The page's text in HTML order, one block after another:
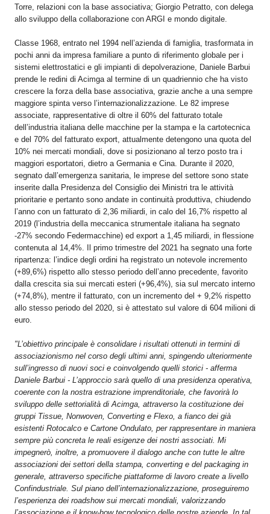
Torre, relazioni con la base associativa; Giorgio Petratto, con delega
allo sviluppo della collaborazione con ARGI e mondo digitale.
Classe 1968, entrato nel 1994 nell’azienda di famiglia, trasformata in
pochi anni da impresa familiare a punto di riferimento globale per i
sistemi elettrostatici e gli impianti di depolverazione, Daniele Barbui
prende le redini di Acimga al termine di un quadriennio che ha visto
crescere la forza della base associativa, grazie anche a una sempre
maggiore spinta verso l’internazionalizzazione. Le 82 imprese
associate, rappresentative di oltre il 60% del fatturato totale
dell’industria italiana delle macchine per la stampa e la cartotecnica
e del 70% del fatturato export, attualmente detengono una quota del
10% nei mercati mondiali, dove si posizionano al terzo posto tra i
maggiori esportatori, dietro a Germania e Cina. Durante il 2020,
segnato dall’emergenza sanitaria, le imprese del settore sono state
inserite dalla Presidenza del Consiglio dei Ministri tra le attività
prioritarie e pertanto sono andate in continuità produttiva, chiudendo
l’anno con un fatturato di 2,36 miliardi, in calo del 16,7% rispetto al
2019 (l’industria della meccanica strumentale italiana ha segnato
-27% secondo Federmacchine) ed export a 1,45 miliardi, in flessione
contenuta al 14,4%. Il primo trimestre del 2021 ha segnato una forte
ripartenza: l’indice degli ordini ha registrato un notevole incremento
(+89,6%) rispetto allo stesso periodo dell’anno precedente, favorito
dalla crescita sia sui mercati esteri (+96,4%), sia sul mercato interno
(+74,8%), mentre il fatturato, con un incremento del + 9,2% rispetto
allo stesso periodo del 2020, si è attestato sul valore di 604 milioni di
euro.
"L’obiettivo principale è consolidare i risultati ottenuti in termini di
associazionismo nel corso degli ultimi anni, spingendo ulteriormente
sull’ingresso di nuovi soci e coinvolgendo quelli storici - afferma
Daniele Barbui - L’approccio sarà quello di una presidenza operativa,
coerente con la nostra estrazione imprenditoriale, che favorirà lo
sviluppo delle settorialità di Acimga, attraverso la costituzione dei
gruppi Tissue, Nonwoven, Converting e Flexo, a fianco dei già
esistenti Rotocalco e Cartone Ondulato, per rappresentare in maniera
sempre più concreta le reali esigenze dei nostri associati. Mi
impegnerò, inoltre, a promuovere il dialogo anche con tutte le altre
associazioni dei settori della stampa, converting e del packaging in
generale, attraverso specifiche piattaforme di lavoro create a livello
Confindustriale. Sul piano dell’internazionalizzazione, proseguiremo
l’esperienza dei roadshow sui mercati mondiali, valorizzando